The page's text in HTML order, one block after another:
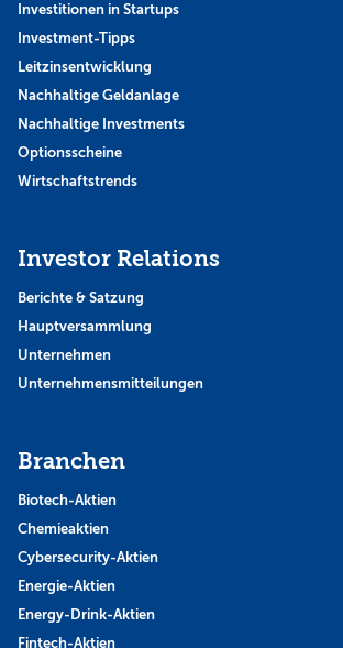
Investitionen in Startups
Investment-Tipps
Leitzinsentwicklung
Nachhaltige Geldanlage
Nachhaltige Investments
Optionsscheine
Wirtschaftstrends
Investor Relations
Berichte & Satzung
Hauptversammlung
Unternehmen
Unternehmensmitteilungen
Branchen
Biotech-Aktien
Chemieaktien
Cybersecurity-Aktien
Energie-Aktien
Energy-Drink-Aktien
Fintech-Aktien